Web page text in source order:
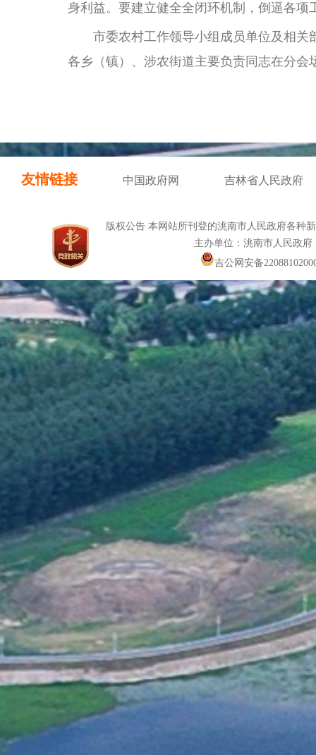
身利益。要建立健全全闭环机制，倒逼各项
市委农村工作领导小组成员单位及相关
各乡（镇）、涉农街道主要负责同志在分会
友情链接 中国政府网 吉林省人民政府
版权公告 本网站所刊登的洮南市人民政府各种
主办单位：洮南市人民政
吉公网安备